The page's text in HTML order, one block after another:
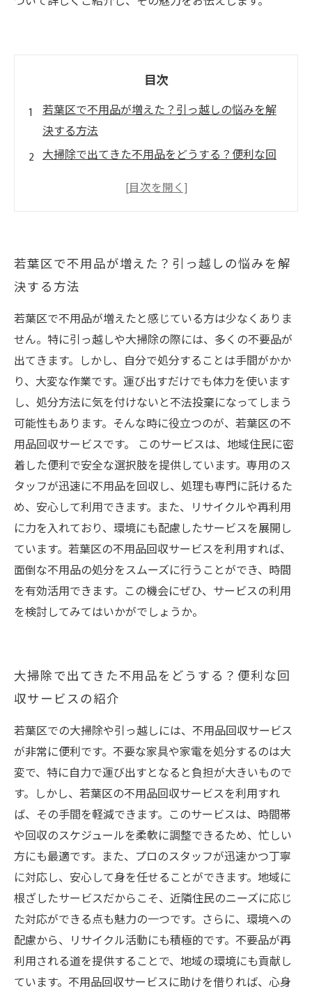
目次
若葉区で不用品が増えた？引っ越しの悩みを解
決する方法
大掃除で出てきた不用品をどうする？便利な回
選ばれる理由
環境を考慮したリサイクル：若葉区での新しい
取り組み
利用者が語る！若葉区の不用品回収サービスの
リアルな体験
不用品の処分がスムーズに！若葉区でのサービ
ス利用のススメ
若葉区で不用品が増えた？引っ越しの悩みを解
決する方法
若葉区で不用品が増えたと感じている方は少なくありま
せん。特に引っ越しや大掃除の際には、多くの不要品が
出てきます。しかし、自分で処分することは手間がかか
り、大変な作業です。運び出すだけでも体力を使います
し、処分方法に気を付けないと不法投棄になってしまう
可能性もあります。そんな時に役立つのが、若葉区の不
用品回収サービスです。 このサービスは、地域住民に密
着した便利で安全な選択肢を提供しています。専用のス
タッフが迅速に不用品を回収し、処理も専門に託けるた
め、安心して利用できます。また、リサイクルや再利用
に力を入れており、環境にも配慮したサービスを展開し
ています。若葉区の不用品回収サービスを利用すれば、
面倒な不用品の処分をスムーズに行うことができ、時間
を有効活用できます。この機会にぜひ、サービスの利用
を検討してみてはいかがでしょうか。
大掃除で出てきた不用品をどうする？便利な回
収サービスの紹介
若葉区での大掃除や引っ越しには、不用品回収サービス
が非常に便利です。不要な家具や家電を処分するのは大
変で、特に自力で運び出すとなると負担が大きいもので
す。しかし、若葉区の不用品回収サービスを利用すれ
ば、その手間を軽減できます。このサービスは、時間帯
や回収のスケジュールを柔軟に調整できるため、忙しい
方にも最適です。また、プロのスタッフが迅速かつ丁寧
に対応し、安心して身を任せることができます。地域に
根ざしたサービスだからこそ、近隣住民のニーズに応じ
た対応ができる点も魅力の一つです。さらに、環境への
配慮から、リサイクル活動にも積極的です。不要品が再
利用される道を提供することで、地域の環境にも貢献し
ています。不用品回収サービスに助けを借りれば、心身